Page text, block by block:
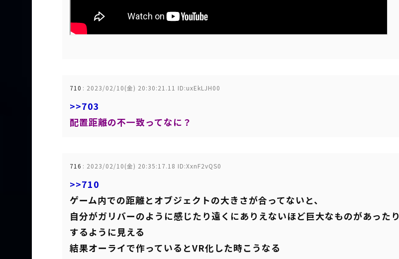
710 : 2023/02/10(金) 20:30:21.11 ID:uxEkLJH00
>>703
配置距離の不一致ってなに？
716 : 2023/02/10(金) 20:35:17.18 ID:XxnF2vQS0
>>710
ゲーム内での距離とオブジェクトの大きさが合ってないと、
自分がガリバーのように感じたり遠くにありえないほど巨大なものがあったり
するように見える
結果オーライで作っているとVR化した時こうなる